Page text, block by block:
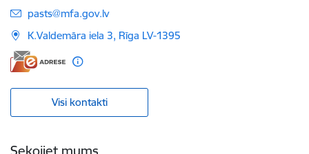
E-pasts:
pasts@mfa.gov.lv
K.Valdemāra iela 3, Rīga LV-1395
Visi kontakti
Sekojiet mums